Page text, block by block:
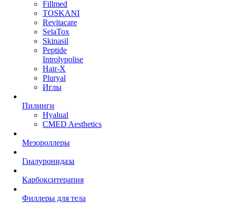
Fillmed
TOSKANI
Revitacare
SelaTox
Skinasil
Peptide
Introlypolise
Hair-X
Pluryal
Иглы
Пилинги
Hyalual
CMED Aesthetics
Мезороллеры
Гиалуронидаза
Карбокситерапия
Филлеры для тела